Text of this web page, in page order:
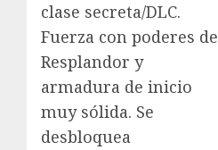
clase secreta/DLC.
Fuerza con poderes de
Resplandor y
armadura de inicio
muy sólida. Se
desbloquea